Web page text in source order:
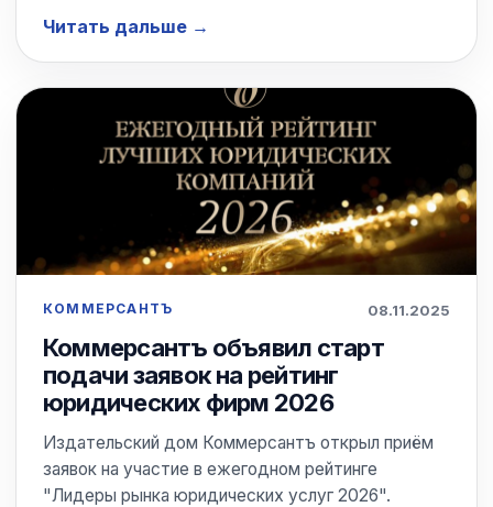
Читать дальше
КОММЕРСАНТЪ 08.11.2025
Коммерсантъ объявил старт
подачи заявок на рейтинг
юридических фирм 2026
Издательский дом Коммерсантъ открыл приём
заявок на участие в ежегодном рейтинге
"Лидеры рынка юридических услуг 2026".